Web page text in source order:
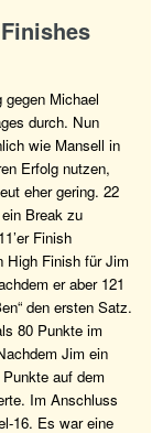
Michael
durch. Nun
wie Mansell in
Erfolg nutzen,
eher gering. 22
Break zu
Finish
High Finish für Jim
er aber 121
den ersten Satz.
80 Punkte im
Jim ein
auf dem
Im Anschluss
16. Es war eine